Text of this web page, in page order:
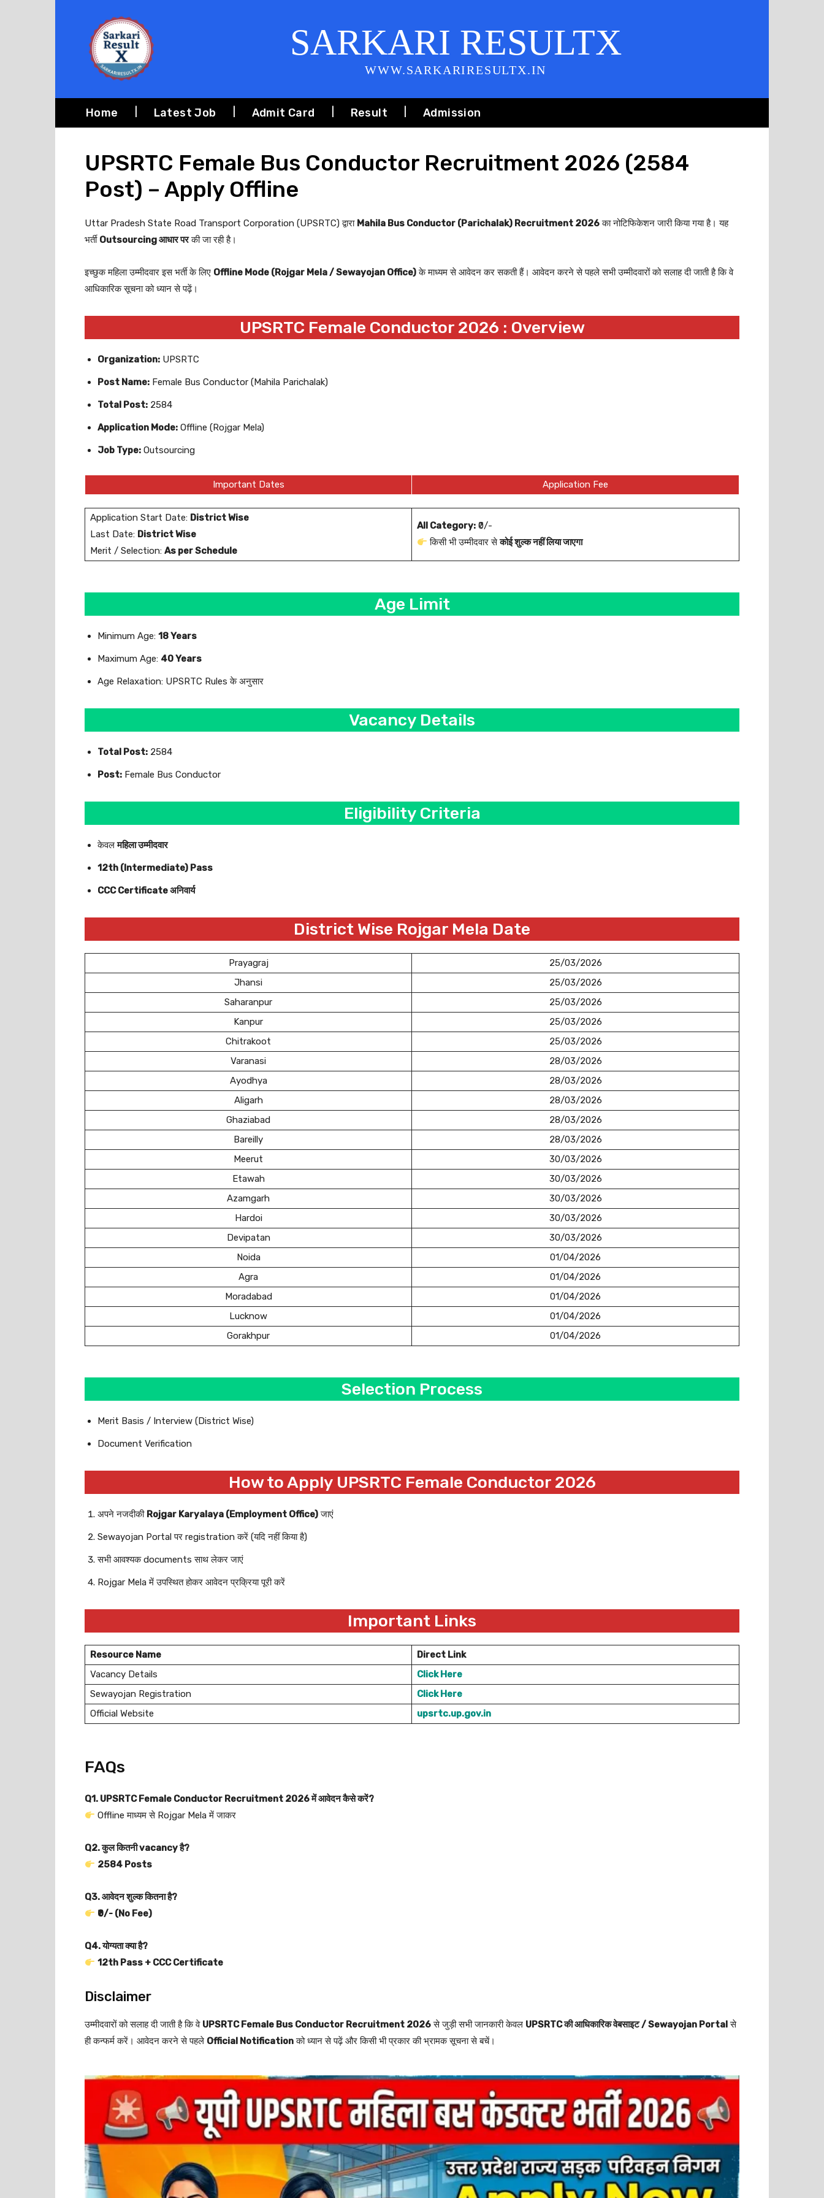
SARKARI RESULTX
WWW.SARKARIRESULTX.IN
Home Latest Job Admit Card Result Admission
UPSRTC Female Bus Conductor Recruitment 2026 (2584
Post) – Apply Offline
Uttar Pradesh State Road Transport Corporation (UPSRTC) द्वारा Mahila Bus Conductor (Parichalak) Recruitment 2026का नोटिफिकेशन जारी किया गया है। यह
भर्ती Outsourcing आधार परकी जा रही है।
इच्छुक महिला उम्मीदवार इस भर्ती के लिए Offline Mode (Rojgar Mela / Sewayojan Office)के माध्यम से आवेदन कर सकती हैं। आवेदन करने से पहले सभी उम्मीदवारों को सलाह दी जाती है कि वे
आधिकारिक सूचना को ध्यान से पढ़ें।
UPSRTC Female Conductor 2026 : Overview
Organization: UPSRTC
Post Name: Female Bus Conductor (Mahila Parichalak)
Total Post: 2584
Application Mode: Offline (Rojgar Mela)
Job Type: Outsourcing
Important Dates Application Fee
Application Start Date: District Wise
Last Date: District Wise
Merit / Selection: As per Schedule
All Category: ₹0/-
किसी भी उम्मीदवार सेकोई शुल्क नहीं लिया जाएगा
Age Limit
Minimum Age: 18 Years
Maximum Age: 40 Years
Age Relaxation: UPSRTC Rules के अनुसार
Vacancy Details
Total Post: 2584
Post: Female Bus Conductor
Eligibility Criteria
केवलमहिला उम्मीदवार
12th (Intermediate) Pass
CCC Certificate अनिवार्य
District Wise Rojgar Mela Date
Prayagraj
25/03/2026
Jhansi
25/03/2026
Saharanpur
25/03/2026
Kanpur
25/03/2026
Chitrakoot
25/03/2026
Varanasi
28/03/2026
Ayodhya
28/03/2026
Aligarh
28/03/2026
Ghaziabad
28/03/2026
Bareilly
28/03/2026
Meerut
30/03/2026
Etawah
30/03/2026
Azamgarh
30/03/2026
Hardoi
30/03/2026
Devipatan
30/03/2026
Noida
01/04/2026
Agra
01/04/2026
Moradabad
01/04/2026
Lucknow
01/04/2026
Gorakhpur
01/04/2026
Selection Process
Merit Basis / Interview (District Wise)
Document Verification
How to Apply UPSRTC Female Conductor 2026
अपने नजदीकी Rojgar Karyalaya (Employment Office)जाएं
Sewayojan Portal पर registration करें (यदि नहीं किया है)
सभी आवश्यक documents साथ लेकर जाएं
Rojgar Mela में उपस्थित होकर आवेदन प्रक्रिया पूरी करें
Important Links
Resource Name
Direct Link
Vacancy Details
Click Here
Sewayojan Registration
Click Here
Official Website
upsrtc.up.gov.in
FAQs
Q1. UPSRTC Female Conductor Recruitment 2026 में आवेदन कैसे करें?
Offline माध्यम से Rojgar Mela में जाकर
Q2. कुल कितनी vacancy है?
2584 Posts
Q3. आवेदन शुल्क कितना है?
₹0/- (No Fee)
Q4. योग्यता क्या है?
12th Pass + CCC Certificate
Disclaimer
उम्मीदवारों को सलाह दी जाती है कि वे UPSRTC Female Bus Conductor Recruitment 2026से जुड़ी सभी जानकारी केवल UPSRTC की आधिकारिक वेबसाइट / Sewayojan Portalसे
ही कन्फर्म करें। आवेदन करने से पहले Official Notificationको ध्यान से पढ़ें और किसी भी प्रकार की भ्रामक सूचना से बचें।